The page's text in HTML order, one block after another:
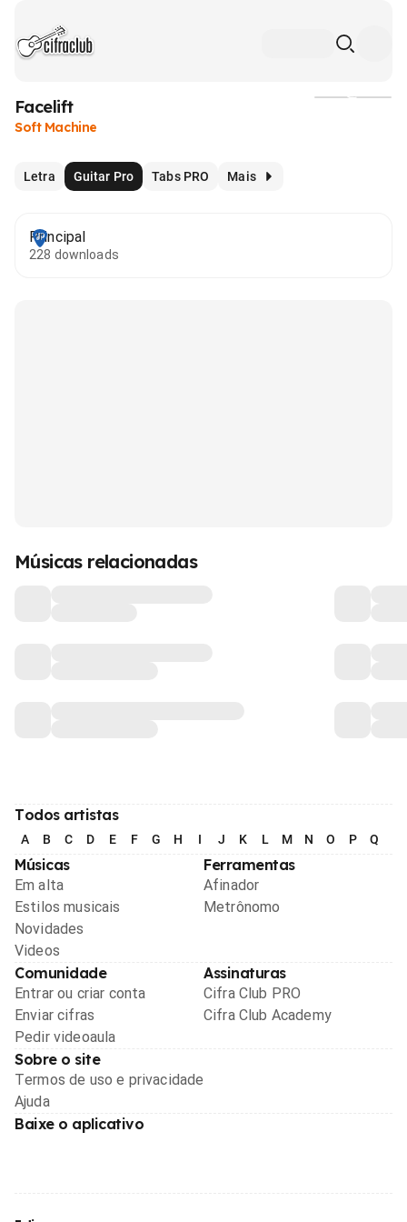
Facelift
Soft Machine
Letra Guitar Pro Tabs PRO Mais
Principal
228 downloads
Músicas relacionadas
Todos artistas
A B C D E F G H I J K L M N O P Q
Músicas
Em alta
Estilos musicais
Novidades
Videos
Ferramentas
Afinador
Metrônomo
Comunidade
Entrar ou criar conta
Enviar cifras
Pedir videoaula
Assinaturas
Cifra Club PRO
Cifra Club Academy
Sobre o site
Termos de uso e privacidade
Ajuda
Baixe o aplicativo